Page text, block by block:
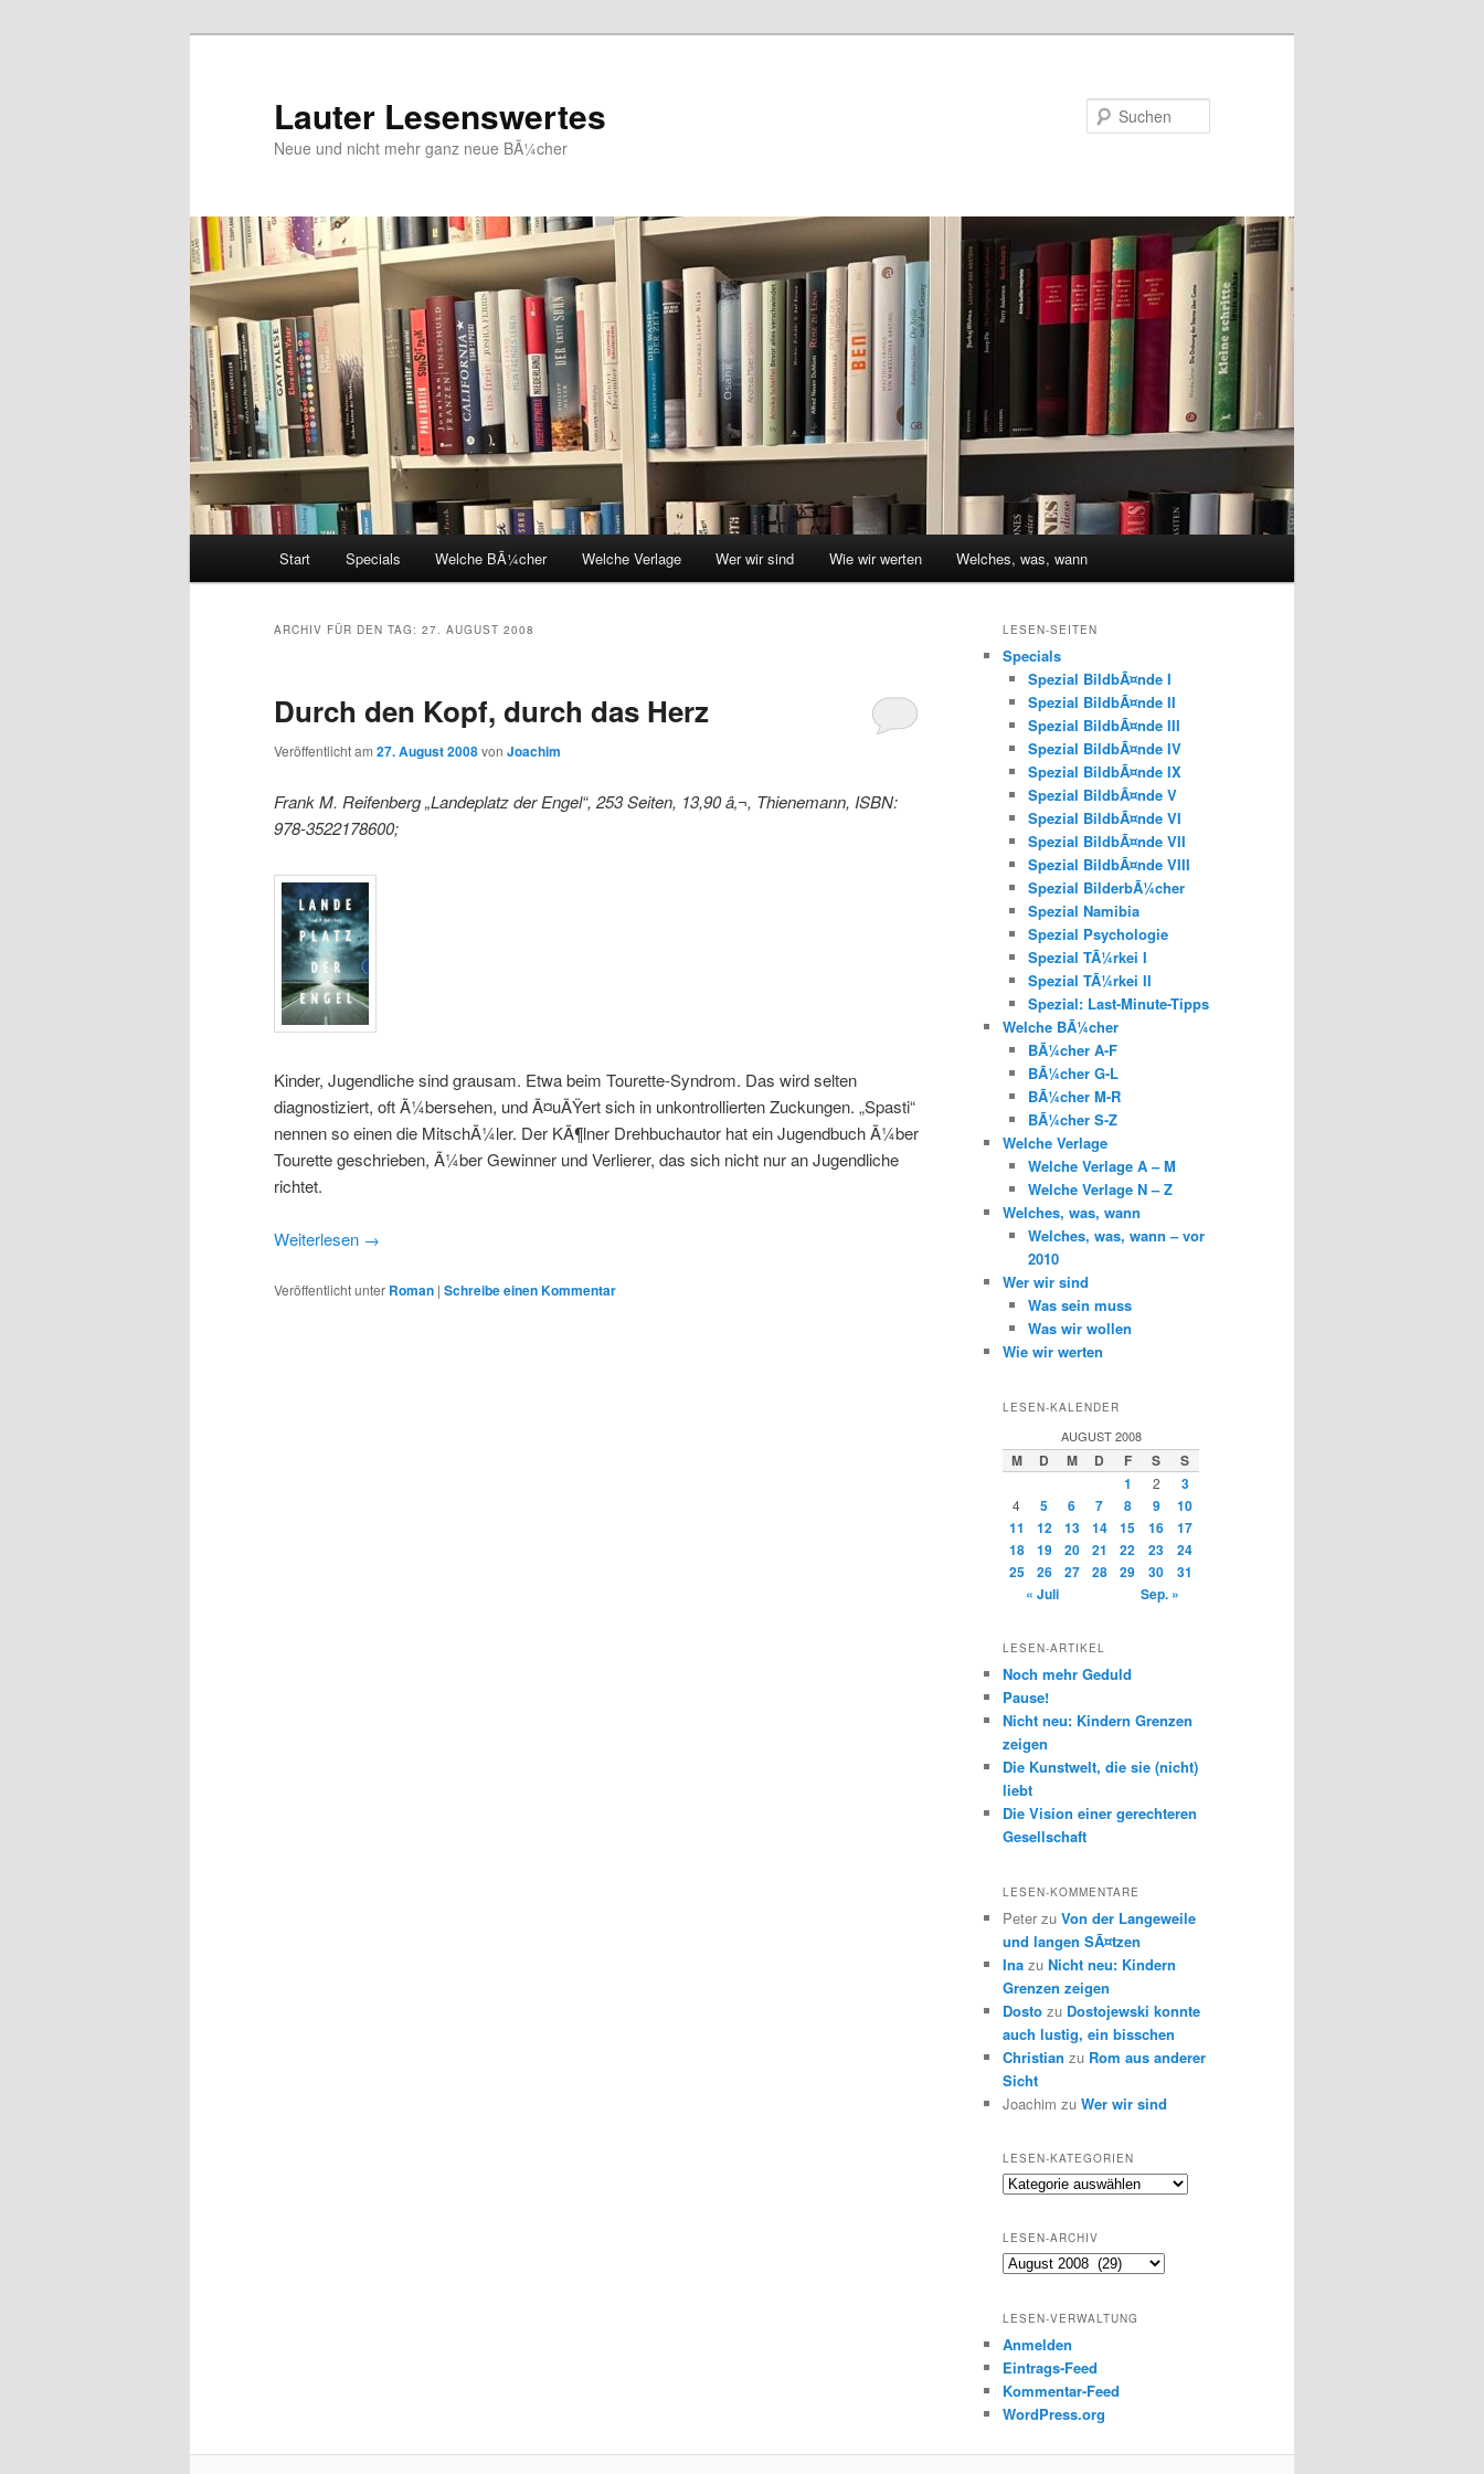
Lauter Lesenswertes
Neue und nicht mehr ganz neue BÃ¼cher
Start Specials Welche BÃ¼cher Welche Verlage Wer wir sind Wie wir werten Welches, was, wann
ARCHIV FÜR DEN TAG: 27. AUGUST 2008
Durch den Kopf, durch das Herz
Veröffentlicht am 27. August 2008von Joachim
Frank M. Reifenberg „Landeplatz der Engel“, 253 Seiten, 13,90 â‚¬, Thienemann, ISBN:
978-3522178600;
Kinder, Jugendliche sind grausam. Etwa beim Tourette-Syndrom. Das wird selten
diagnostiziert, oft Ã¼bersehen, und Ã¤uÃŸert sich in unkontrollierten Zuckungen. „Spasti“
nennen so einen die MitschÃ¼ler. Der KÃ¶lner Drehbuchautor hat ein Jugendbuch Ã¼ber
Tourette geschrieben, Ã¼ber Gewinner und Verlierer, das sich nicht nur an Jugendliche
richtet.
Weiterlesen →
Veröffentlicht unter Roman | Schreibe einen Kommentar
LESEN-SEITEN
Specials
Spezial BildbÃ¤nde I
Spezial BildbÃ¤nde II
Spezial BildbÃ¤nde III
Spezial BildbÃ¤nde IV
Spezial BildbÃ¤nde IX
Spezial BildbÃ¤nde V
Spezial BildbÃ¤nde VI
Spezial BildbÃ¤nde VII
Spezial BildbÃ¤nde VIII
Spezial BilderbÃ¼cher
Spezial Namibia
Spezial Psychologie
Spezial TÃ¼rkei I
Spezial TÃ¼rkei II
Spezial: Last-Minute-Tipps
Welche BÃ¼cher
BÃ¼cher A-F
BÃ¼cher G-L
BÃ¼cher M-R
BÃ¼cher S-Z
Welche Verlage
Welche Verlage A – M
Welche Verlage N – Z
Welches, was, wann
Welches, was, wann – vor
2010
Wer wir sind
Was sein muss
Was wir wollen
Wie wir werten
LESEN-KALENDER
AUGUST 2008
M D M D F S
S
1
2 3
4 5 6 7 8 9
10
11
12 13 14 15 16
17
18
19 20 21 22 23
24
25
26 27 28 29 30
31
« Juli
Sep. »
LESEN-ARTIKEL
Noch mehr Geduld
Pause!
Nicht neu: Kindern Grenzen
zeigen
Die Kunstwelt, die sie (nicht)
liebt
Die Vision einer gerechteren
Gesellschaft
LESEN-KOMMENTARE
Peter zu Von der Langeweile
und langen SÃ¤tzen
Ina zu Nicht neu: Kindern
Grenzen zeigen
Dosto zu Dostojewski konnte
auch lustig, ein bisschen
Christian zu Rom aus anderer
Sicht
Joachim zu Wer wir sind
LESEN-KATEGORIEN
Lesen-
LESEN-ARCHIV
Lesen-
LESEN-VERWALTUNG
Anmelden
Eintrags-Feed
Kommentar-Feed
WordPress.org